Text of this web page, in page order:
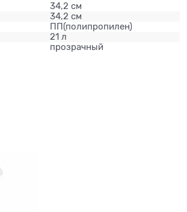
34,2 см
34,2 см
ПП(полипропилен)
21 л
прозрачный